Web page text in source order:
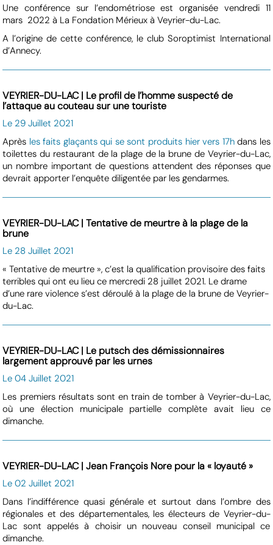
Une conférence sur l’endométriose est organisée vendredi 11
mars 2022 à La Fondation Mérieux à Veyrier-du-Lac.
A l’origine de cette conférence, le club Soroptimist International
d’Annecy.
VEYRIER-DU-LAC | Le profil de l’homme suspecté de
l’attaque au couteau sur une touriste
Le 29 Juillet 2021
Après les faits glaçants qui se sont produits hier vers 17hdans les
toilettes du restaurant de la plage de la brune de Veyrier-du-Lac,
un nombre important de questions attendent des réponses que
devrait apporter l’enquête diligentée par les gendarmes.
VEYRIER-DU-LAC | Tentative de meurtre à la plage de la
brune
Le 28 Juillet 2021
« Tentative de meurtre », c’est la qualification provisoire des faits
terribles qui ont eu lieu ce mercredi 28 juillet 2021. Le drame
d’une rare violence s’est déroulé à la plage de la brune de Veyrier-
du-Lac.
VEYRIER-DU-LAC | Le putsch des démissionnaires
largement approuvé par les urnes
Le 04 Juillet 2021
Les premiers résultats sont en train de tomber à Veyrier-du-Lac,
où une élection municipale partielle complète avait lieu ce
dimanche.
VEYRIER-DU-LAC | Jean François Nore pour la « loyauté »
Le 02 Juillet 2021
Dans l’indifférence quasi générale et surtout dans l’ombre des
régionales et des départementales, les électeurs de Veyrier-du-
Lac sont appelés à choisir un nouveau conseil municipal ce
dimanche.